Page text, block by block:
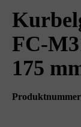
FC-
175